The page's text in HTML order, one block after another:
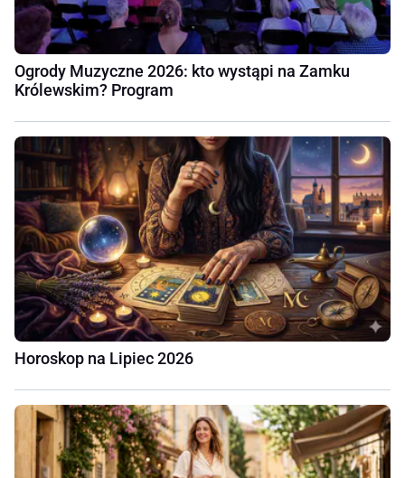
Ogrody Muzyczne 2026: kto wystąpi na Zamku
Królewskim? Program
Horoskop na Lipiec 2026